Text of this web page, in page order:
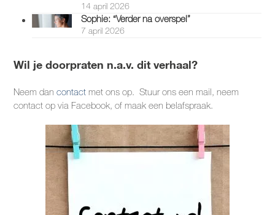
14 april 2026
Sophie: “Verder na overspel”
7 april 2026
Wil je doorpraten n.a.v. dit verhaal?
Neem dancontact met ons op. Stuur ons een mail, neem
contact op via Facebook, of maak een belafspraak.